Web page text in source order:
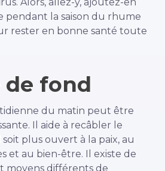
pendant la saison du rhume
rester en bonne santé toute
de fond
du matin peut être
Il aide à recâbler le
plus ouvert à la paix, au
et au bien-être. Il existe de
moyens différents de